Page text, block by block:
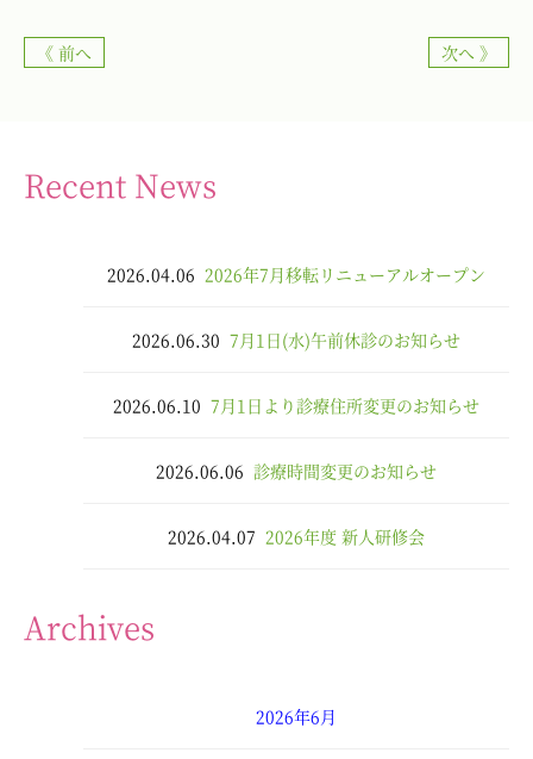
《 前へ 次へ 》
Recent News
2026.04.06 2026年7月移転リニューアルオープン
2026.06.30 7月1日(水)午前休診のお知らせ
2026.06.10 7月1日より診療住所変更のお知らせ
2026.06.06 診療時間変更のお知らせ
2026.04.07 2026年度 新人研修会
Archives
2026年6月